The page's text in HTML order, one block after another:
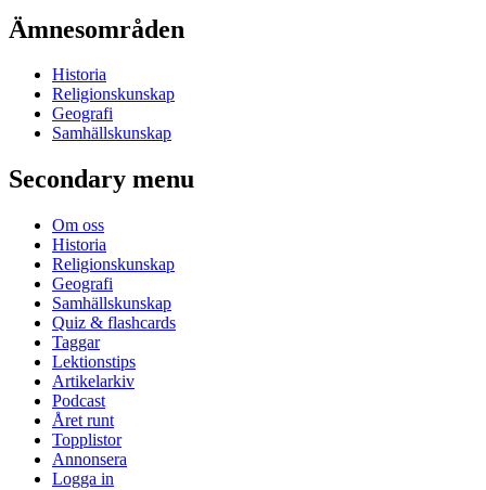
Ämnesområden
Historia
Religionskunskap
Geografi
Samhällskunskap
Secondary menu
Om oss
Historia
Religionskunskap
Geografi
Samhällskunskap
Quiz & flashcards
Taggar
Lektionstips
Artikelarkiv
Podcast
Året runt
Topplistor
Annonsera
Logga in